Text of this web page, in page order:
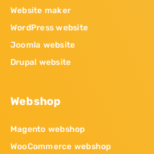
Website maker
WordPress website
Joomla website
Drupal website
Webshop
Magento webshop
WooCommerce webshop